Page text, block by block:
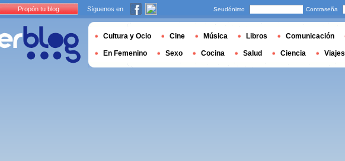
Propón tu blog Síguenos en Seudónimo Contraseña
Cultura y Ocio Cine Música Libros Comunicación
En Femenino Sexo Cocina Salud Ciencia Viajes